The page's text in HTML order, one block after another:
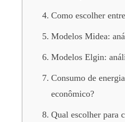
Como escolher
Modelos Midea:
Modelos Elgin:
Consumo de
econômico?
Qual escolher para